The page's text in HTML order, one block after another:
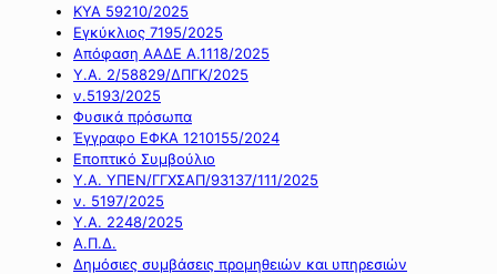
ΚΥΑ 59210/2025
Εγκύκλιος 7195/2025
Απόφαση ΑΑΔΕ Α.1118/2025
Υ.Α. 2/58829/ΔΠΓΚ/2025
ν.5193/2025
Φυσικά πρόσωπα
Έγγραφο ΕΦΚΑ 1210155/2024
Εποπτικό Συμβούλιο
Υ.Α. ΥΠΕΝ/ΓΓΧΣΑΠ/93137/111/2025
ν. 5197/2025
Υ.Α. 2248/2025
Α.Π.Δ.
Δημόσιες συμβάσεις προμηθειών και υπηρεσιών